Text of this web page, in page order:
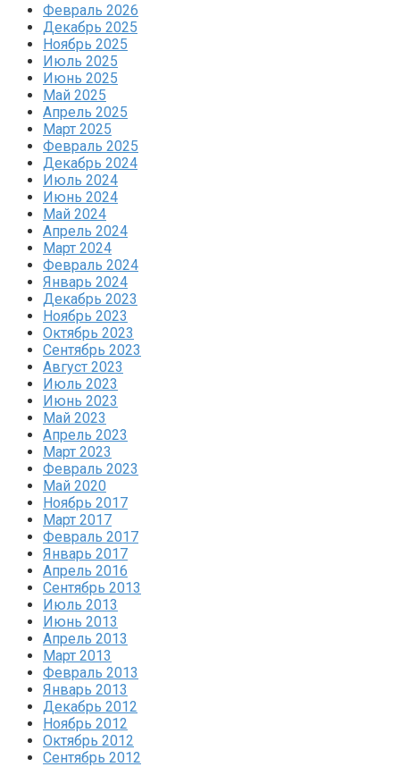
Февраль 2026
Декабрь 2025
Ноябрь 2025
Июль 2025
Июнь 2025
Май 2025
Апрель 2025
Март 2025
Февраль 2025
Декабрь 2024
Июль 2024
Июнь 2024
Май 2024
Апрель 2024
Март 2024
Февраль 2024
Январь 2024
Декабрь 2023
Ноябрь 2023
Октябрь 2023
Сентябрь 2023
Август 2023
Июль 2023
Июнь 2023
Май 2023
Апрель 2023
Март 2023
Февраль 2023
Май 2020
Ноябрь 2017
Март 2017
Февраль 2017
Январь 2017
Апрель 2016
Сентябрь 2013
Июль 2013
Июнь 2013
Апрель 2013
Март 2013
Февраль 2013
Январь 2013
Декабрь 2012
Ноябрь 2012
Октябрь 2012
Сентябрь 2012